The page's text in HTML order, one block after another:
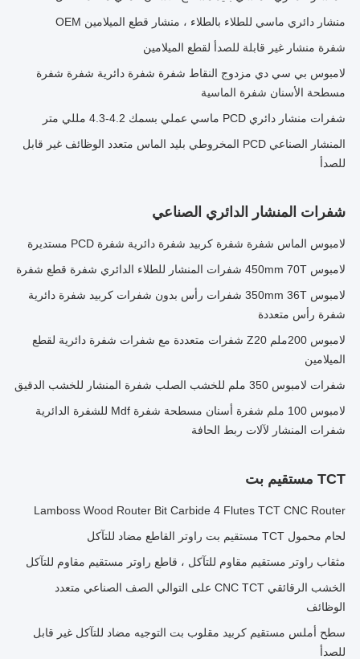
منشار دائري ماسي للطلاء بالطلاء ، منشار قطع الميلامين OEM
شفرة منشار غير قابلة للصدأ لقطع الميلامين
لامبوس بي سي دي مزدوج النقاط شفرة شفرة دائرية شفرة شفرة
مسطحة الأسنان شفرة الماسية
شفرات منشار دائري PCD ماسي عملي بسمك 4.2-4.3 مللي متر
المنشار الصناعي PCD المخروطي بليد الماس متعدد الوظائف غير قابل
للصدأ
شفرات المنشار الدائري الصناعي
لامبوس الماس شفرة شفرة كربيد شفرة دائرية شفرة PCD مستديرة
لامبوس 450mm 70T شفرات المنشار للطلاء الدائري شفرة قطع شفرة
لامبوس 350mm 36T شفرات رأس بدون شفرات كربيد شفرة دائرية
شفرة رأس متعددة
لامبوس 200ملم Z20 شفرات متعددة مع شفرات شفرة دائرية لقطع
الميلامين
شفرات لامبوس 350 ملم للخشب الصلب شفرة المنشار للخشب الدقيق
لامبوس 100 ملم شفرة أسنان مسطحة شفرة Mdf للشفرة الدائرية
شفرات المنشار لآلات ربط الحافة
TCT مستقيم بت
Lamboss Wood Router Bit Carbide 4 Flutes TCT CNC Router
لحام محمول TCT مستقيم بت راوتر القاطع مضاد للتآكل
مثقاب راوتر مستقيم مقاوم للتآكل ، قاطع راوتر مستقيم مقاوم للتآكل
الخشب الرقائقي CNC TCT على التوالي الصف الصناعي متعدد
الوظائف
سطح أملس مستقيم كربيد مقلوب بت التوجيه مضاد للتآكل غير قابل
للصدأ